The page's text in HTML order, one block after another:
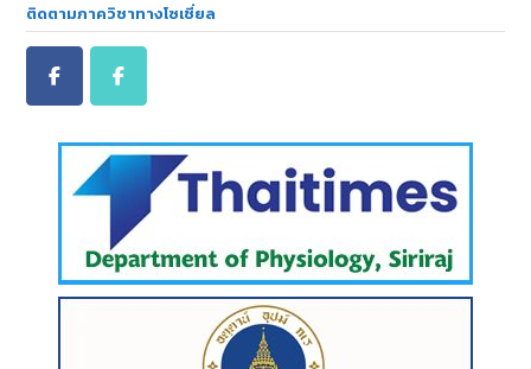
ติดตามภาควิชาทางโซเชี่ยล